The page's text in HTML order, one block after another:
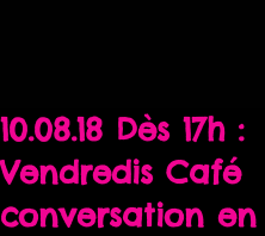
10.08.18 Dès 17h :
Vendredis Café
conversation en